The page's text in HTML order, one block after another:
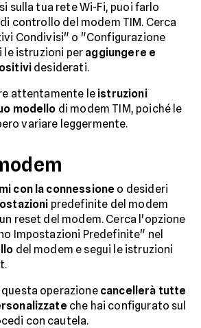
sulla tua rete Wi-Fi, puoi farlo
controllo del modem TIM. Cerca
Condivisi" o "Configurazione
le istruzioni per aggiungere e
desiderati.
attentamente le istruzioni
modello di modem TIM, poiché le
variare leggermente.
con la connessione o desideri
predefinite del modem
reset del modem. Cerca l'opzione
Impostazioni Predefinite" nel
del modem e segui le istruzioni
operazione cancellerà tutte
che hai configurato sul
con cautela.